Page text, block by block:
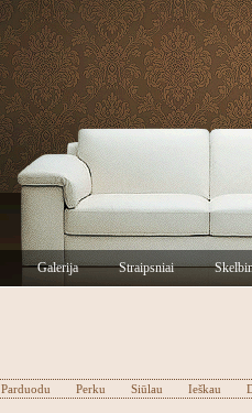
Galerija Straipsniai
Parduodu Perku Siūlau Ieškau